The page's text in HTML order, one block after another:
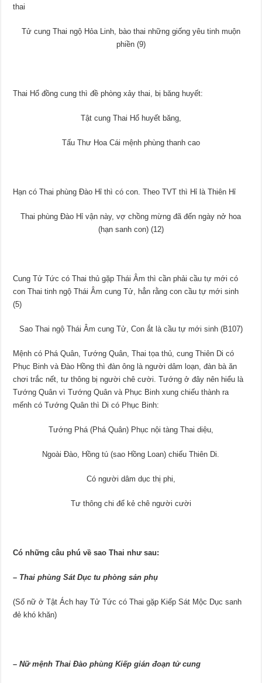
thai
Tử cung Thai ngộ Hỏa Linh, bào thai những giống yêu tinh muộn
phiền (9)
Thai Hổ đồng cung thì đề phòng xảy thai, bị băng huyết:
Tật cung Thai Hổ huyết băng,
Tấu Thư Hoa Cái mệnh phùng thanh cao
Hạn có Thai phùng Đào Hỉ thì có con. Theo TVT thì Hỉ là Thiên Hỉ
Thai phùng Đào Hỉ vận này, vợ chồng mừng đã đến ngày nở hoa
(hạn sanh con) (12)
Cung Tử Tức có Thai thủ gặp Thái Âm thì cần phải cầu tự mới có
con Thai tinh ngộ Thái Âm cung Tử, hẳn rằng con cầu tự mới sinh
(5)
Sao Thai ngộ Thái Âm cung Tử, Con ắt là cầu tự mới sinh (B107)
Mệnh có Phá Quân, Tướng Quân, Thai tọa thủ, cung Thiên Di có
Phục Binh và Đào Hồng thì đàn ông là người dâm loạn, đàn bà ăn
chơi trắc nết, tư thông bị người chê cười. Tướng ở đây nên hiểu là
Tướng Quân vì Tướng Quân và Phục Binh xung chiếu thành ra
mếnh có Tướng Quân thì Di có Phục Binh:
Tướng Phá (Phá Quân) Phục nội tàng Thai diệu,
Ngoài Đào, Hồng tú (sao Hồng Loan) chiếu Thiên Di.
Có người dâm dục thị phi,
Tư thông chi để kẻ chê người cười
Có những câu phú về sao Thai như sau:
– Thai phùng Sát Dục tu phòng sản phụ
(Số nữ ở Tật Ách hay Tử Tức có Thai gặp Kiếp Sát Mộc Dục sanh
đẻ khó khăn)
–Nữ mệnh Thai Đào phùng Kiếp gián đoạn tử cung